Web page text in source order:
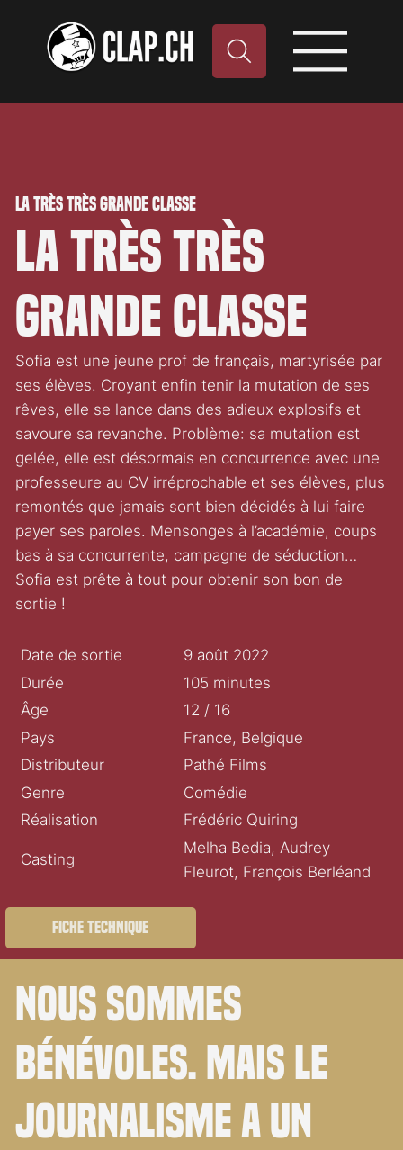
La très très grande classe
La très très
grande classe
Sofia est une jeune prof de français, martyrisée par
ses élèves. Croyant enfin tenir la mutation de ses
rêves, elle se lance dans des adieux explosifs et
savoure sa revanche. Problème: sa mutation est
gelée, elle est désormais en concurrence avec une
professeure au CV irréprochable et ses élèves, plus
remontés que jamais sont bien décidés à lui faire
payer ses paroles. Mensonges à l’académie, coups
bas à sa concurrente, campagne de séduction…
Sofia est prête à tout pour obtenir son bon de
sortie !
Date de sortie
9 août 2022
Durée
105 minutes
Âge
12 / 16
Pays
France, Belgique
Distributeur
Pathé Films
Genre
Comédie
Réalisation
Frédéric Quiring
Casting
Melha Bedia, Audrey
Fleurot, François Berléand
Fiche technique
Nous sommes
bénévoles. Mais le
journalisme a un